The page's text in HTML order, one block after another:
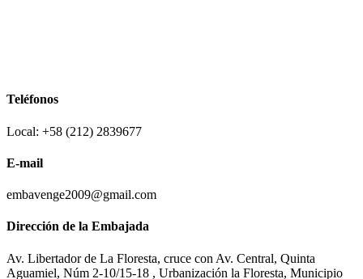
Teléfonos
Local: +58 (212) 2839677
E-mail
embavenge2009@gmail.com
Dirección de la Embajada
Av. Libertador de La Floresta, cruce con Av. Central, Quinta
Aguamiel, Núm 2-10/15-18 , Urbanización la Floresta, Municipio